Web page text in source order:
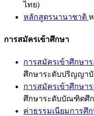
ไทย)
หลักสูตรนานาชาติ
การสมัครเข้าศึกษา
การสมัครเข้าศึกษ
ศึกษาระดับปริญญา
การสมัครเข้าศึกษ
ศึกษาระดับบัณฑิตศึ
ค่าธรรมเนียมการศึ